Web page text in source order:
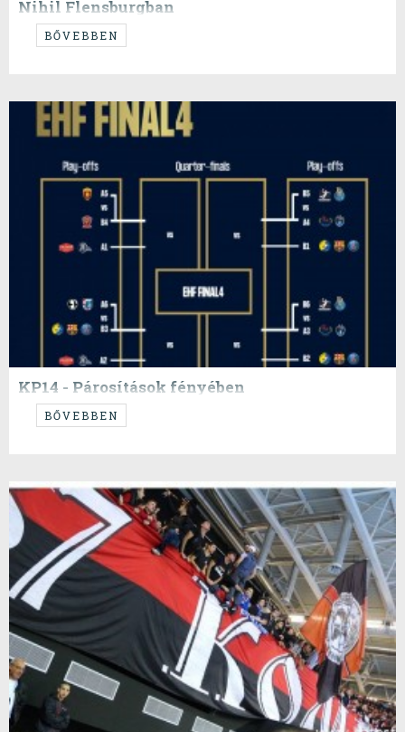
Nihil Flensburgban
...avagy meddig tart a türelem?
BŐVEBBEN
KP14 - Párosítások fényében
...ma két meccs, holnap két meccs...
BŐVEBBEN